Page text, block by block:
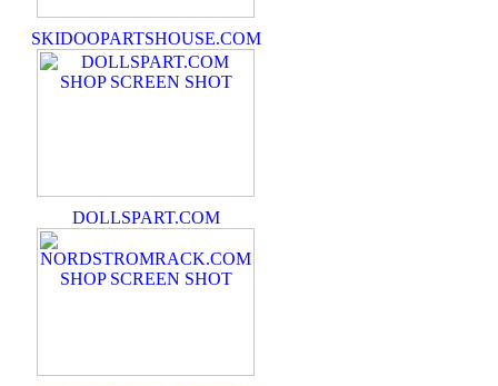
SKIDOOPARTSHOUSE.COM
DOLLSPART.COM